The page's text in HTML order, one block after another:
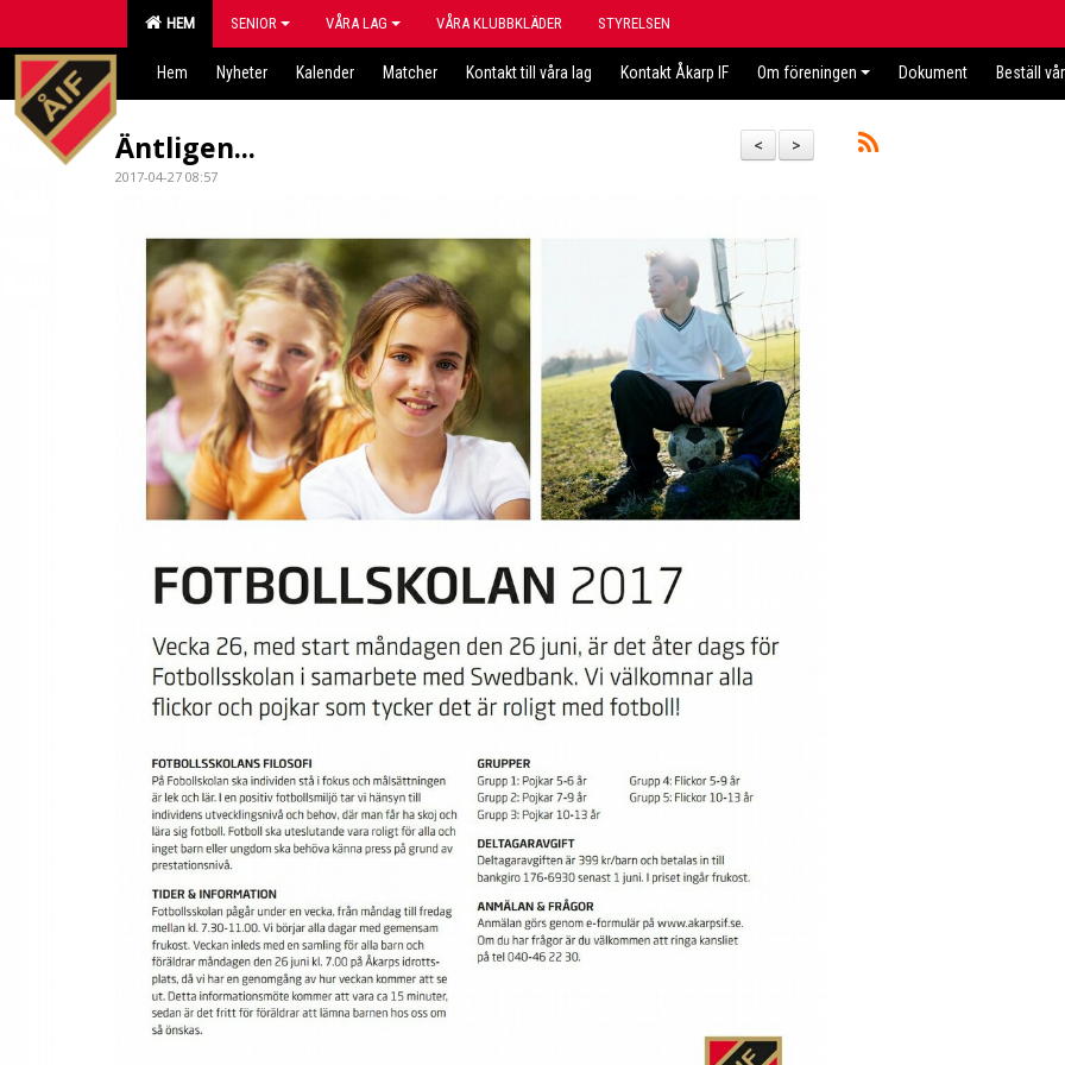
HEM SENIOR VÅRA LAG VÅRA KLUBBKLÄDER STYRELSEN
Hem Nyheter Kalender Matcher Kontakt till våra lag Kontakt Åkarp IF Om föreningen Dokument Beställ
>
<
Äntligen...
2017-04-27 08:57